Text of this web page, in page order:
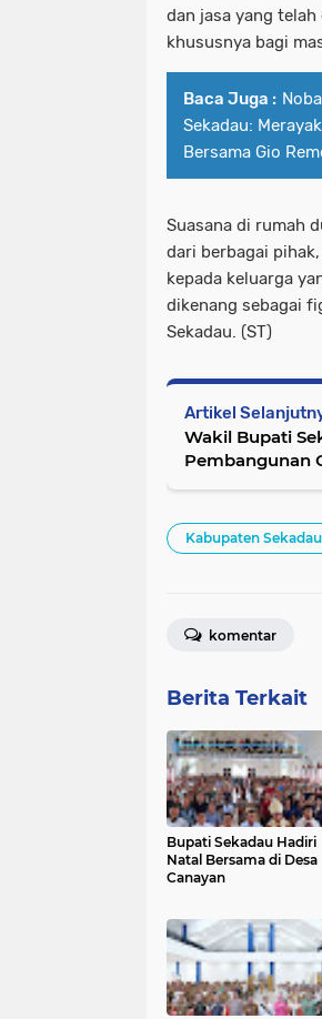
dan jasa yang
khususnya bagi
Baca Juga :
Sekadau:
Bersama Gio
Suasana di rumah
dari berbagai
kepada keluarga
dikenang sebagai
Sekadau. (ST)
Artikel
Wakil Bupati
Pembangunan
Kabupaten Sekadau
komentar
Berita Terkait
Bupati Sekadau Hadiri
Natal Bersama di Desa
Canayan